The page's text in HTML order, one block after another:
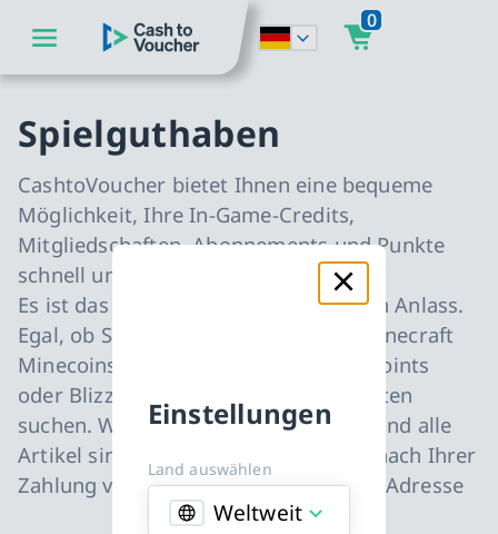
zum Hauptinhalt springen
zur Hauptnavigation springen
CashToVoucher: Zur Startseite
0
Einstellungen
Land auswählen
Weltweit
Spielguthaben
CashtoVoucher bietet Ihnen eine bequeme
Möglichkeit, Ihre In-Game-Credits,
Mitgliedschaften, Abonnements und Punkte
schnell und sicher zu kaufen.
Es ist das perfekte Geschenk für jeden Anlass.
Egal, ob Sie nach Fortnite V-Bucks, Minecraft
Minecoins, League of Legends RIOT Points
oder Blizzard Battle.net-Geschenkkarten
suchen. Wir haben sie alle auf Lager und alle
Artikel sind innerhalb von Sekunden nach Ihrer
Zahlung versandbereit an Ihre E-Mail-Adresse